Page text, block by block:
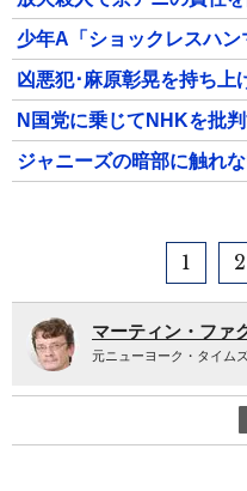
少年A「ショックレスハン
凶悪犯･麻原彰晃を持ち上
N国党に乗じてNHKを批
ジャニーズの暗部に触れ
1 2
マーティン・ファ
元ニューヨーク・タイム